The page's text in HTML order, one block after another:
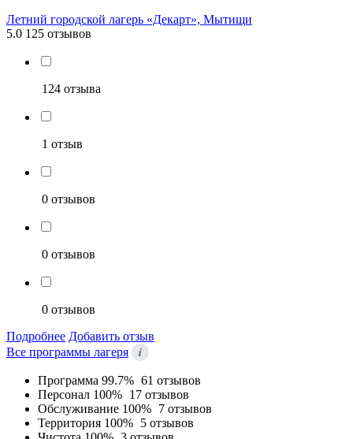
Летний городской лагерь «Декарт», Мытищи
5.0 125 отзывов
124 отзыва
1 отзыв
0 отзывов
0 отзывов
0 отзывов
Подробнее Добавить отзыв
Все программы лагеря
i
Программа 99.7% 61 отзывов
Персонал 100% 17 отзывов
Обслуживание 100% 7 отзывов
Территория 100% 5 отзывов